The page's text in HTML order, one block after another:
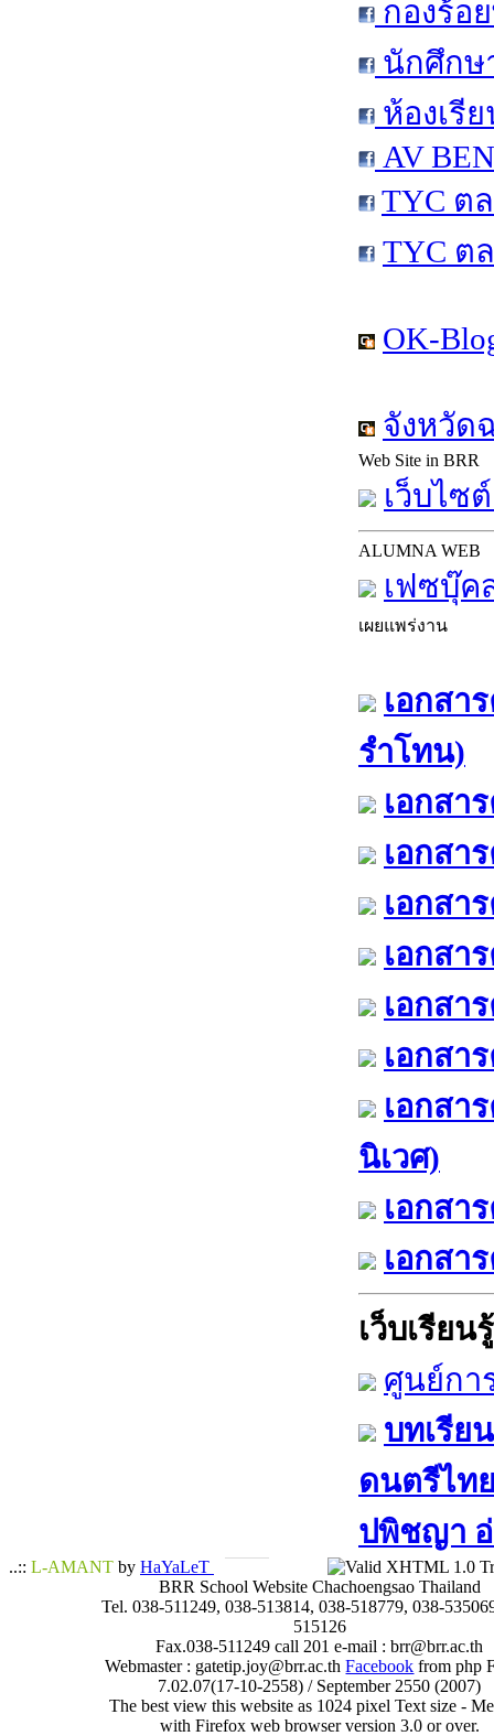
กองร้อ
นักศึกษ
ห้องเรี
AV
TYC ต
TYC ต
OK-
จังหวัด
Web Site in BRR
เว็บไซ
ALUMNA WEB
เฟซบุ๊ค
เผยแพร่งาน
เอกสา
รำโทน)
เอกสา
เอกสา
เอกสา
เอกสา
เอกสา
เอกสา
เอกสา
นิเวศ)
เอกสา
เอกสา
เว็บเรียนรู้
ศูนย์กา
บทเรีย
ดนตรีไท
ปพิชญา​ อ่
..:: L-AMANT by HaYaLeT
BRR School Website Chachoengsao Thailand
Tel. 038-511249, 038-513814, 038-518779, 038-
515126
Fax.038-511249 call 201 e-mail : brr@brr.ac.th
Webmaster : gatetip.joy@brr.ac.thFacebook from php
7.02.07(17-10-2558) / September 2550 (2007)
The best view this website as 1024 pixel Text size -
with Firefox web browser version 3.0 or over.